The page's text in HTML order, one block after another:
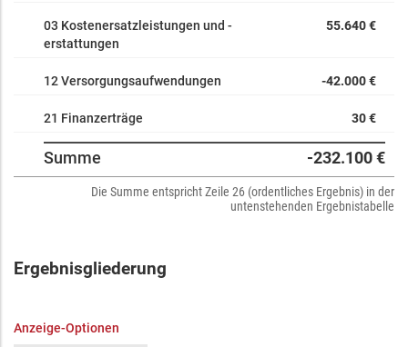
03 Kostenersatzleistungen und -
erstattungen
55.640 €
12 Versorgungsaufwendungen -42.000 €
21 Finanzerträge 30 €
Summe -232.100 €
Die Summe entspricht Zeile 26 (ordentliches Ergebnis) in der
untenstehenden Ergebnistabelle
Ergebnisgliederung
Anzeige-Optionen